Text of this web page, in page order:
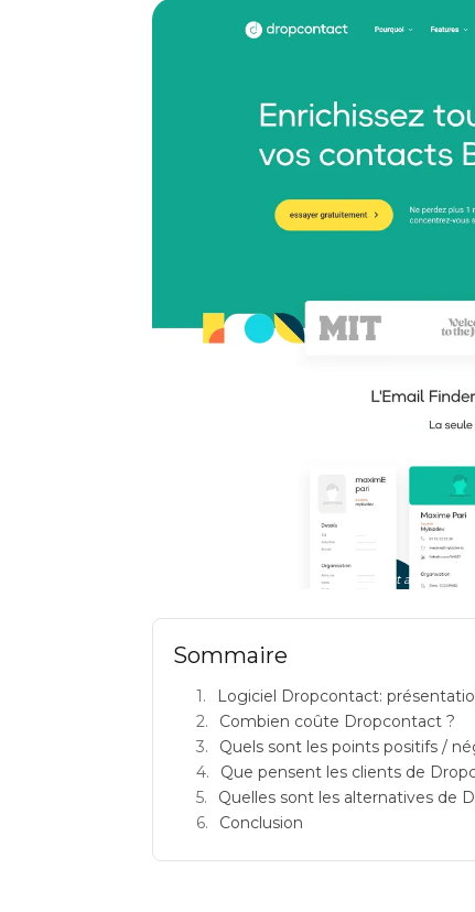
dropcontact avis
Sommaire
Logiciel Dropcontact:
Combien coûte Dropcontact ?
Quels sont les points positifs /
Que pensent les clients de
Quelles sont les alternatives de
Conclusion